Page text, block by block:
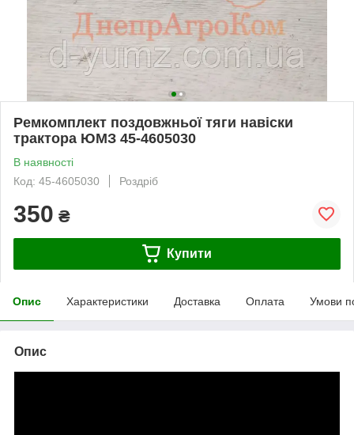
Ремкомплект поздовжньої тяги навіски
трактора ЮМЗ 45-4605030
В наявності
Код: 45-4605030
Роздріб
350 ₴
Купити
Опис Характеристики Доставка Оплата Умови
Опис